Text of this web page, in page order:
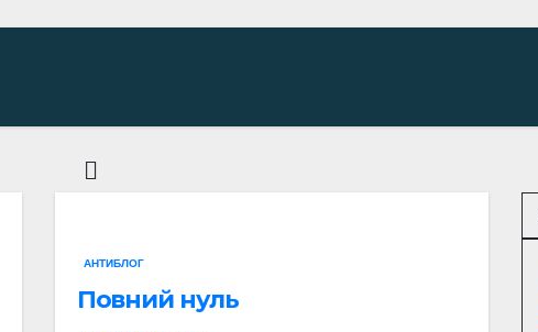
АНТИБЛОГ
Повний нуль